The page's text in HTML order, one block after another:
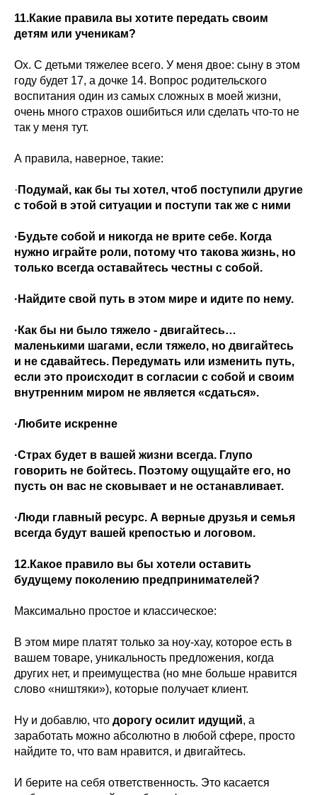
11.Какие правила вы хотите передать своим
детям или ученикам?
Ох. С детьми тяжелее всего. У меня двое: сыну в этом
году будет 17, а дочке 14. Вопрос родительского
воспитания один из самых сложных в моей жизни,
очень много страхов ошибиться или сделать что-то не
так у меня тут.
А правила, наверное, такие:
· Подумай, как бы ты хотел, чтоб поступили другие
с тобой в этой ситуации и поступи так же с ними
·Будьте собой и никогда не врите себе. Когда
нужно играйте роли, потому что такова жизнь, но
только всегда оставайтесь честны с собой.
·Найдите свой путь в этом мире и идите по нему.
·Как бы ни было тяжело - двигайтесь…
маленькими шагами, если тяжело, но двигайтесь
и не сдавайтесь. Передумать или изменить путь,
если это происходит в согласии с собой и своим
внутренним миром не является «сдаться».
·Любите искренне
·Страх будет в вашей жизни всегда. Глупо
говорить не бойтесь. Поэтому ощущайте его, но
пусть он вас не сковывает и не останавливает.
·Люди главный ресурс. А верные друзья и семья
всегда будут вашей крепостью и логовом.
12.Какое правило вы бы хотели оставить
будущему поколению предпринимателей?
Максимально простое и классическое:
В этом мире платят только за ноу-хау, которое есть в
вашем товаре, уникальность предложения, когда
других нет, и преимущества (но мне больше нравится
слово «ништяки»), которые получает клиент.
Ну и добавлю, что дорогу осилит идущий, а
заработать можно абсолютно в любой сфере, просто
найдите то, что вам нравится, и двигайтесь.
И берите на себя ответственность. Это касается